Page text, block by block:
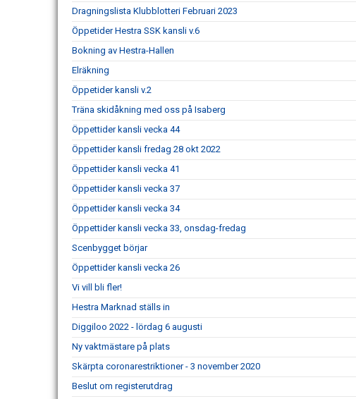
Dragningslista Klubblotteri Februari 2023
Öppetider Hestra SSK kansli v.6
Bokning av Hestra-Hallen
Elräkning
Öppetider kansli v.2
Träna skidåkning med oss på Isaberg
Öppettider kansli vecka 44
Öppettider kansli fredag 28 okt 2022
Öppettider kansli vecka 41
Öppettider kansli vecka 37
Öppettider kansli vecka 34
Öppettider kansli vecka 33, onsdag-fredag
Scenbygget börjar
Öppettider kansli vecka 26
Vi vill bli fler!
Hestra Marknad ställs in
Diggiloo 2022 - lördag 6 augusti
Ny vaktmästare på plats
Skärpta coronarestriktioner - 3 november 2020
Beslut om registerutdrag